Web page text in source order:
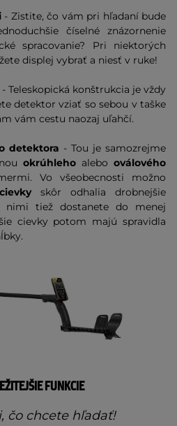
- Zistite, čo vám pri hľadaní bude
číselné znázornenie
spracovanie? Pri niektorých
displej vybrať a niesť v ruke!
- Teleskopická konštrukcia je vždy
detektor vziať so sebou v taške
vám cestu naozaj uľahčí.
detektora - Tou je samozrejme
okrúhleho alebo oválového
Vo všeobecnosti možno
skôr odhalia drobnejšie
nimi tiež dostanete do menej
cievky potom majú spravidla
FUNKCIE
čo chcete hľadať!